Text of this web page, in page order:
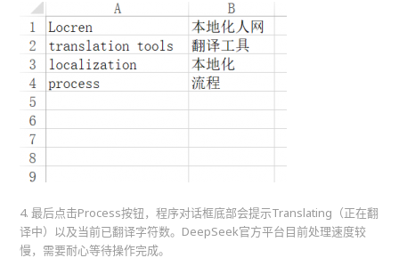
4. 最后点击Process按钮，程序对话框底部会提示Translating（正在翻
译中）以及当前已翻译字符数。DeepSeek官方平台目前处理速度较
慢，需要耐心等待操作完成。